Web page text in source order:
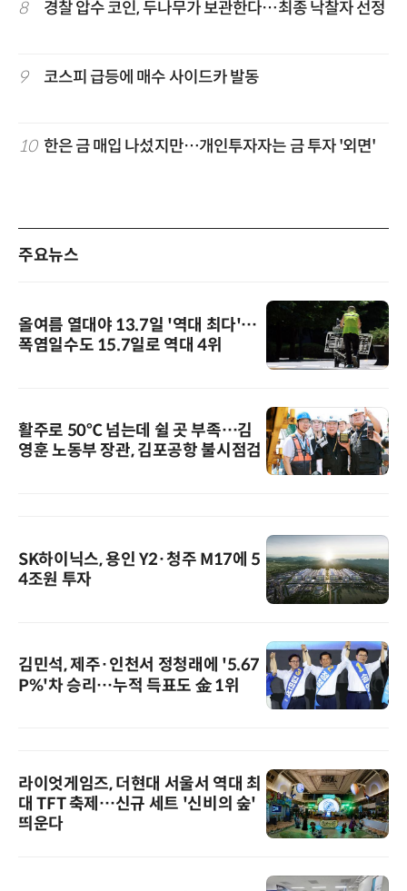
8 경찰 압수 코인, 두나무가 보관한다…최종 낙찰자 선정
9 코스피 급등에 매수 사이드카 발동
10 한은 금 매입 나섰지만…개인투자자는 금 투자 '외면'
주요뉴스
올여름 열대야 13.7일 '역대 최다'…
폭염일수도 15.7일로 역대 4위
활주로 50℃ 넘는데 쉴 곳 부족…김
영훈 노동부 장관, 김포공항 불시점검
SK하이닉스, 용인 Y2·청주 M17에 5
4조원 투자
김민석, 제주·인천서 정청래에 '5.67
P%'차 승리…누적 득표도 金 1위
라이엇게임즈, 더현대 서울서 역대 최
대 TFT 축제…신규 세트 '신비의 숲'
띄운다